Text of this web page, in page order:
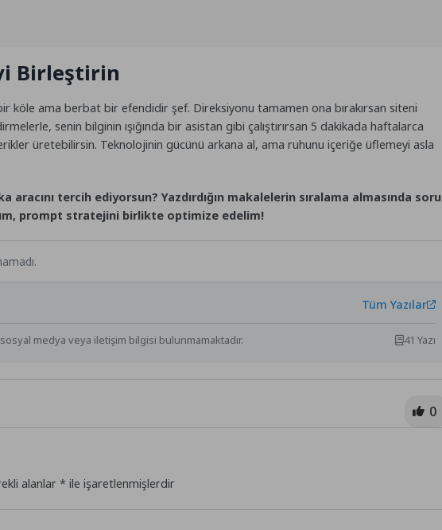
Birleştirin
köle ama berbat bir efendidir şef. Direksiyonu tamamen ona bırakırsan siteni
senin bilginin ışığında bir asistan gibi çalıştırırsan 5 dakikada haftalarca
üretebilirsin. Teknolojinin gücünü arkana al, ama ruhunu içeriğe üflemeyi asla
tercih ediyorsun? Yazdırdığın makalelerin sıralama almasında
prompt stratejini birlikte optimize edelim!
Tüm Yazılar
medya veya iletişim bilgisi bulunmamaktadır. 41 Yazı
0
alanlar * ile işaretlenmişlerdir